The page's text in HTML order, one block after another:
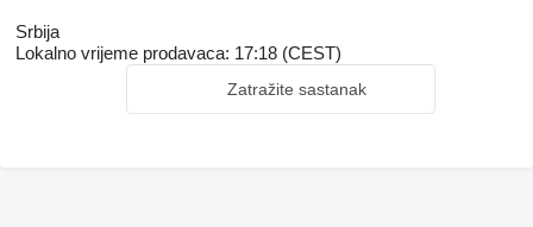
Srbija
Lokalno vrijeme prodavaca: 17:18 (CEST)
Zatražite sastanak